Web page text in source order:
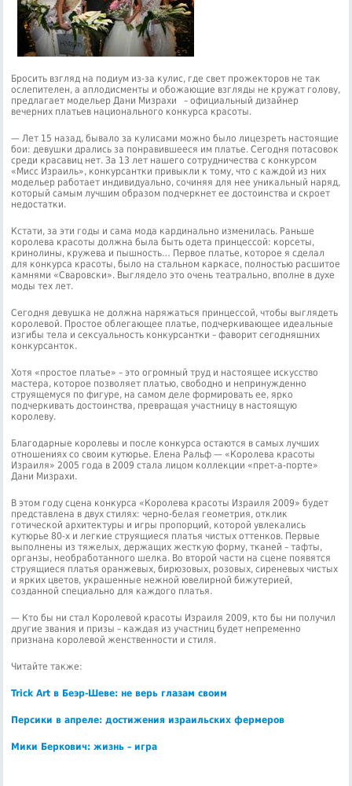
Бросить взгляд на подиум из-за кулис, где свет прожекторов не так
ослепителен, а аплодисменты и обожающие взгляды не кружат голову,
предлагает модельер Дани Мизрахи – официальный дизайнер
вечерних платьев национального конкурса красоты.
— Лет 15 назад, бывало за кулисами можно было лицезреть настоящие
бои: девушки дрались за понравившееся им платье. Сегодня потасовок
среди красавиц нет. За 13 лет нашего сотрудничества с конкурсом
«Мисс Израиль», конкурсантки привыкли к тому, что с каждой из них
модельер работает индивидуально, сочиняя для нее уникальный наряд,
который самым лучшим образом подчеркнет ее достоинства и скроет
недостатки.
Кстати, за эти годы и сама мода кардинально изменилась. Раньше
королева красоты должна была быть одета принцессой: корсеты,
кринолины, кружева и пышность… Первое платье, которое я сделал
для конкурса красоты, было на стальном каркасе, полностью расшитое
камнями «Сваровски». Выглядело это очень театрально, вполне в духе
моды тех лет.
Сегодня девушка не должна наряжаться принцессой, чтобы выглядеть
королевой. Простое облегающее платье, подчеркивающее идеальные
изгибы тела и сексуальность конкурсантки – фаворит сегодняшних
конкурсанток.
Хотя «простое платье» – это огромный труд и настоящее искусство
мастера, которое позволяет платью, свободно и непринужденно
струящемуся по фигуре, на самом деле формировать ее, ярко
подчеркивать достоинства, превращая участницу в настоящую
королеву.
Благодарные королевы и после конкурса остаются в самых лучших
отношениях со своим кутюрье. Елена Ральф — «Королева красоты
Израиля» 2005 года в 2009 стала лицом коллекции «прет-а-порте»
Дани Мизрахи.
В этом году сцена конкурса «Королева красоты Израиля 2009» будет
представлена в двух стилях: черно-белая геометрия, отклик
готической архитектуры и игры пропорций, которой увлекались
кутюрье 80-х и легкие струящиеся платья чистых оттенков. Первые
выполнены из тяжелых, держащих жесткую форму, тканей – тафты,
органзы, необработанного шелка. Во второй части на сцене появятся
струящиеся платья оранжевых, бирюзовых, розовых, сиреневых чистых
и ярких цветов, украшенные нежной ювелирной бижутерией,
созданной специально для каждого платья.
— Кто бы ни стал Королевой красоты Израиля 2009, кто бы ни получил
другие звания и призы – каждая из участниц будет непременно
признана королевой женственности и стиля.
Читайте также:
Trick Art в Беэр-Шеве: не верь глазам своим
Персики в апреле: достижения израильских фермеров
Мики Беркович: жизнь – игра